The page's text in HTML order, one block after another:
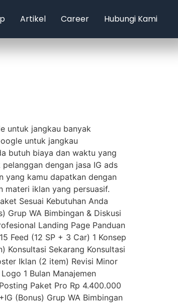
Artikel Career Hubungi Kami
untuk jangkau banyak
untuk jangkau
butuh biaya dan waktu yang
dengan jasa IG ads
yang kamu dapatkan dengan
materi iklan yang persuasif.
Sesuai Kebutuhan Anda
Grup WA Bimbingan & Diskusi
Landing Page Panduan
Feed (12 SP + 3 Car) 1 Konsep
Konsultasi Sekarang Konsultasi
Iklan (2 item) Revisi Minor
1 Bulan Manajemen
Paket Pro Rp 4.400.000
(Bonus) Grup WA Bimbingan